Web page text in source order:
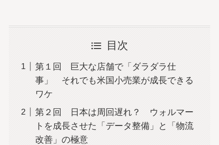
目次
第１回 巨大な店舗で「ダラダラ仕
事」 それでも米国小売業が成長できる
ワケ
第２回 日本は周回遅れ？ ウォルマー
トを成長させた「データ整備」と「物流
改善」の極意